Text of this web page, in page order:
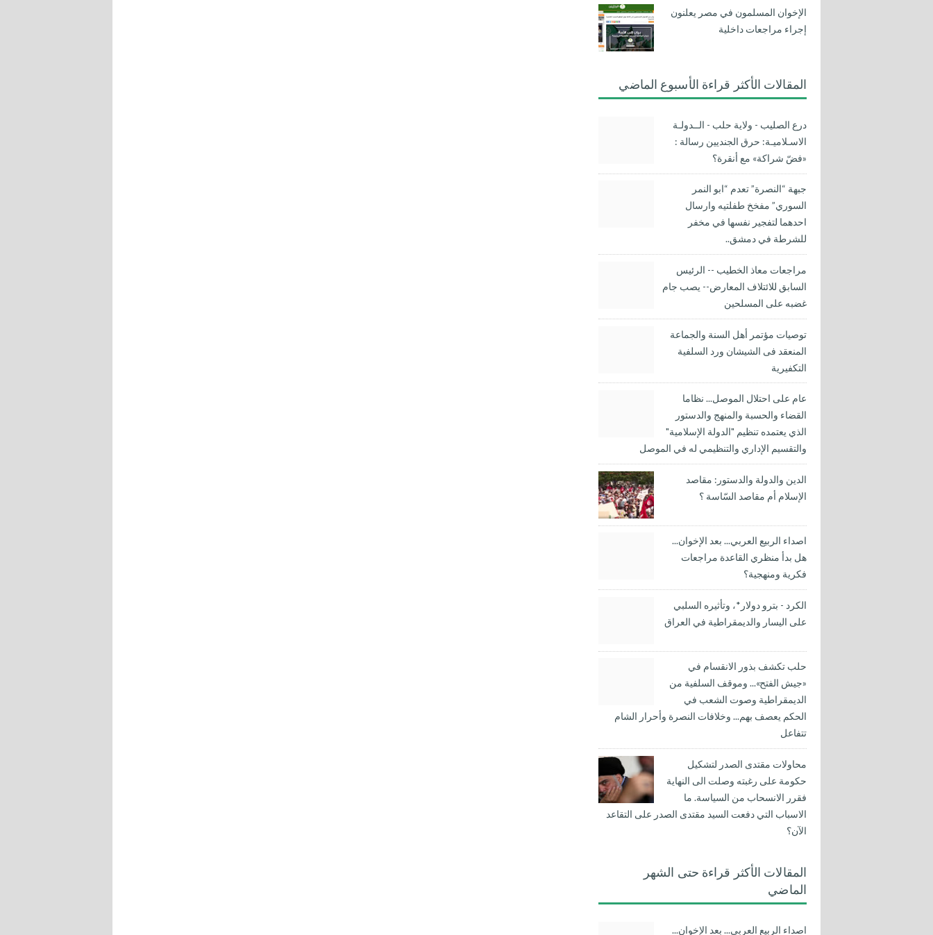
الإخوان المسلمون في مصر يعلنون
إجراء مراجعات داخلية
المقالات الأكثر قراءة الأسبوع الماضي
درع الصليب - ولاية حلب - الــدولـة
الاسـلاميـة: حرق الجنديين رسالة :
«فضّ شراكة» مع أنقرة؟
جبهة “النصرة” تعدم “ابو النمر
السوري” مفخخ طفلتيه وارسال
احدهما لتفجير نفسها في مخفر
للشرطة في دمشق..
مراجعات معاذ الخطيب -- الرئيس
السابق للائتلاف المعارض-- يصب جام
غضبه على المسلحين
توصيات مؤتمر أهل السنة والجماعة
المنعقد فى الشيشان ورد السلفية
التكفيرية
عام على احتلال الموصل... نظاما
القضاء والحسبة والمنهج والدستور
الذي يعتمده تنظيم "الدولة الإسلامية"
والتقسيم الإداري والتنظيمي له في الموصل
الدين والدولة والدستور: مقاصد
الإسلام أم مقاصد السّاسة ؟
اصداء الربيع العربي... بعد الإخوان...
هل بدأ منظري القاعدة مراجعات
فكرية ومنهجية؟
الكرد - بترو دولار*، وتأثيره السلبي
على اليسار والديمقراطية في العراق
حلب تكشف بذور الانقسام في
«جيش الفتح»... وموقف السلفية من
الديمقراطية وصوت الشعب في
الحكم يعصف بهم... وخلافات النصرة وأحرار الشام
تتفاعل
محاولات مقتدى الصدر لتشكيل
حكومة على رغبته وصلت الى النهاية
فقرر الانسحاب من السياسة. ما
الاسباب التي دفعت السيد مقتدى الصدر على التقاعد
الآن؟
المقالات الأكثر قراءة حتى الشهر
الماضي
اصداء الربيع العربي... بعد الإخوان...